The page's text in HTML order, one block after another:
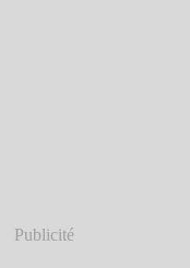
Publicité